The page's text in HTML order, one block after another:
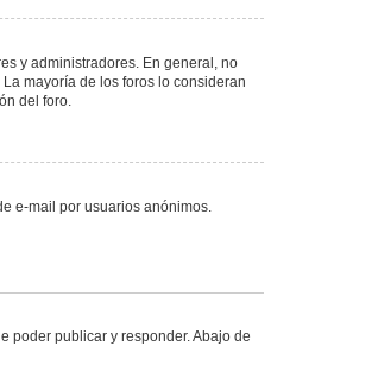
y administradores. En general, no
mayoría de los foros lo consideran
del foro.
e-mail por usuarios anónimos.
poder publicar y responder. Abajo de